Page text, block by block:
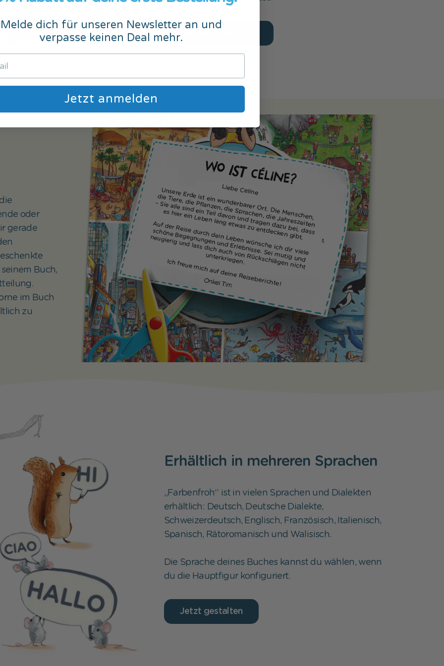
Gestalte dein Buch
oder
gerade
Buch,
im Buch
zu
Erhältlich in mehreren Sprachen
„Farbenfroh“ ist in vielen Sprachen und Dialekten
erhältlich: Deutsch, Deutsche Dialekte,
Schweizerdeutsch, Englisch, Französisch, Italienisch,
Spanisch, Rätoromanisch und Walisisch.
Die Sprache deines Buches kannst du wählen, wenn
du die Hauptfigur konfiguriert.
Jetzt gestalten
Melde dich für unseren Newsletter an und
verpasse keinen Deal mehr.
Jetzt anmelden